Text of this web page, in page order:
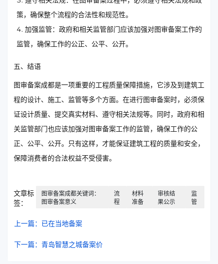
策，确保整个流程的合法性和规范性。
加强监管：政府和相关监管部门应该加强对图审备案工作的
监管，确保工作的公正、公平、公开。
五、结语
图审备案成都是一项重要的工程质量保障措施，它涉及到建筑工
程的设计、施工、监管等多个方面。在进行图审备案时，必须保
证设计质量、提交真实材料、遵守相关法规等。同时，政府和相
关监管部门也应该加强对图审备案工作的监管，确保工作的公
正、公平、公开。只有这样，才能保证建筑工程的质量和安全，
保障消费者的合法权益不受侵害。
文章标
签：
图审备案成都关键词：
图审备案意义
流
程
材料
准备
审核结
果公示
监
管
上一篇：已在当地备案
下一篇：青岛智慧之城备案价